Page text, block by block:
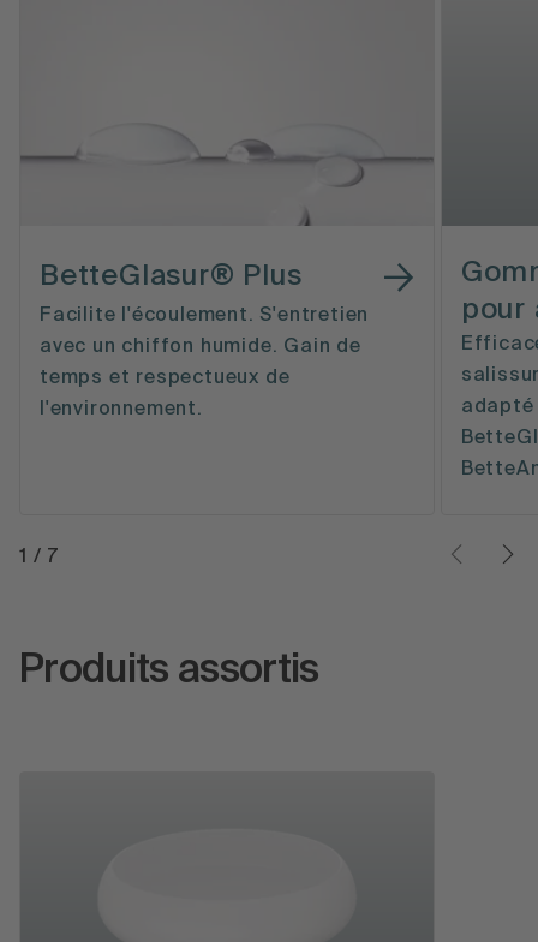
BetteGlasur® Plus
Facilite l'écoulement. S'entretien
avec un chiffon humide. Gain de
temps et respectueux de
l'environnement.
pour
adapté
1 / 7
Produits assortis